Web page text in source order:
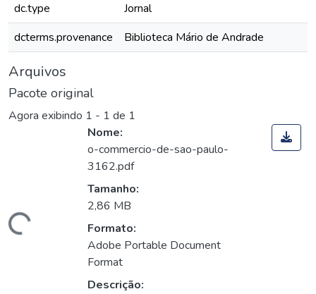
dc.type
Jornal
dcterms.provenance
Biblioteca Mário de Andrade
Arquivos
Pacote original
Agora exibindo 1 - 1 de 1
Nome:
o-commercio-de-sao-paulo-
3162.pdf
Tamanho:
2,86 MB
Formato:
Adobe Portable Document
Format
Descrição: